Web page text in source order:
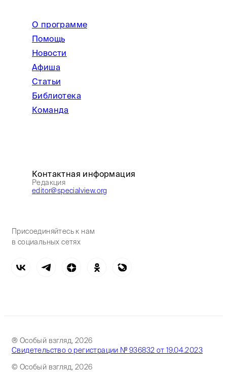
О программе
Помощь
Новости
Афиша
Статьи
Библиотека
Команда
Контактная информация
Редакция
editor@specialview.org
Присоединяйтесь к нам
в социальных сетях
® Особый взгляд, 2026
Свидетельство о регистрации № 936832 от 19.04.2023
© Особый взгляд, 2026